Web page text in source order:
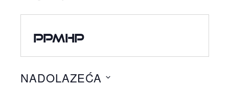
PPMHP
NADOLAZEĆA